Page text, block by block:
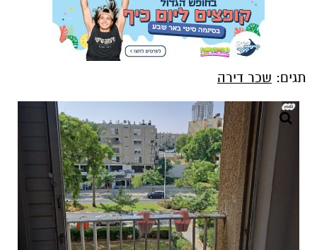
תגים: שכר דירה